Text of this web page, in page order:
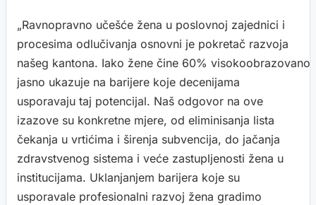
„Ravnopravno učešće žena u poslovnoj zajednici i
procesima odlučivanja osnovni je pokretač razvoja
našeg kantona. Iako žene čine 60%
jasno ukazuje na barijere koje decenijama
usporavaju taj potencijal. Naš odgovor na ove
izazove su konkretne mjere, od eliminisanja lista
čekanja u vrtićima i širenja subvencija, do jačanja
zdravstvenog sistema i veće zastupljenosti žena u
institucijama. Uklanjanjem barijera koje su
usporavale profesionalni razvoj žena gradimo